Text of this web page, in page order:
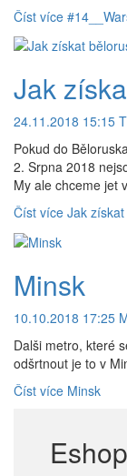
Číst více
Jak
24.11.2018 15:15
Pokud do
2. Srpna 2018
My ale chceme jet
Číst více Jak
Minsk
10.10.2018 17:25
Dalši metro, které
odšrtnout je to v
Číst více Minsk
Eshop